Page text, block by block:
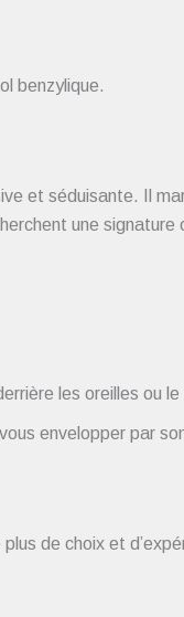
benzylique.
et séduisante. Il
une
les oreilles ou
envelopper par
de choix et